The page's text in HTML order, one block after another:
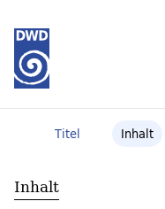
Titel Inhalt
Inhalt